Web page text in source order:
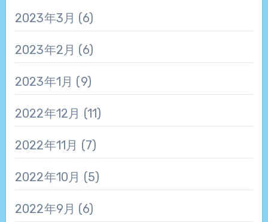
2023年3月 (6)
2023年2月 (6)
2023年1月 (9)
2022年12月 (11)
2022年11月 (7)
2022年10月 (5)
2022年9月 (6)